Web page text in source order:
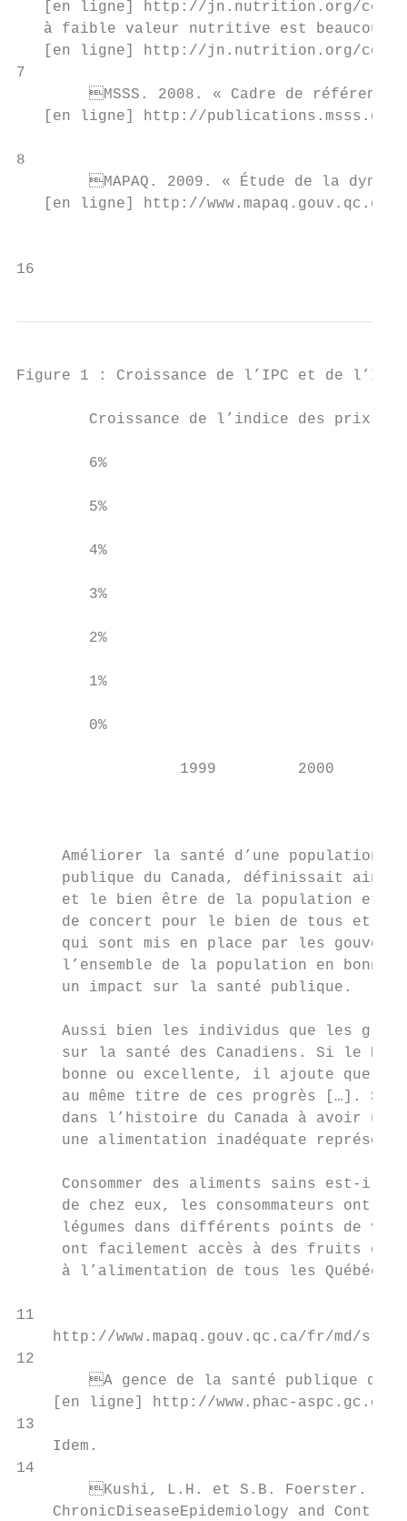
Figure 1 : Croissance de l’IPC et de l’IPA
Croissance de l’indice des prix à
        6%
        5%
        4%
        3%
        2%
        1%
        0%
1999         2000
Améliorer la santé d’une population
publique du Canada, définissait
et le bien être de la population et
de concert pour le bien de tous et
qui sont mis en place par les
l’ensemble de la population en bonne
     un impact sur la santé publique.
Aussi bien les individus que les
sur la santé des Canadiens. Si le Dr
bonne ou excellente, il ajoute que «
au même titre de ces progrès […]. Si
dans l’histoire du Canada à avoir
une alimentation inadéquate
Consommer des aliments sains est-il
de chez eux, les consommateurs ont-
légumes dans différents points de
ont facilement accès à des fruits et
à l’alimentation de tous les
11
http://www.mapaq.gouv.qc.ca/fr/md/
12
[en ligne] http://www.phac-
13
    Idem.
14
ChronicDiseaseEpidemiology and